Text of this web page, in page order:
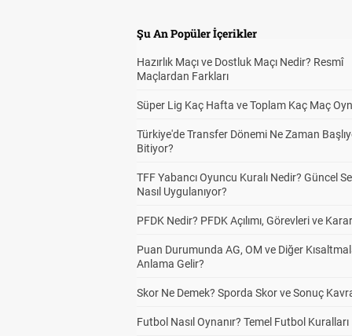
Şu An Popüler İçerikler
Hazırlık Maçı ve Dostluk Maçı Nedir? Resmî
Maçlardan Farkları
Süper Lig Kaç Hafta ve Toplam Kaç Maç
Türkiye'de Transfer Dönemi Ne Zaman
Bitiyor?
TFF Yabancı Oyuncu Kuralı Nedir? Güncel
Nasıl Uygulanıyor?
PFDK Nedir? PFDK Açılımı, Görevleri ve
Puan Durumunda AG, OM ve Diğer
Anlama Gelir?
Skor Ne Demek? Sporda Skor ve Sonuç
Futbol Nasıl Oynanır? Temel Futbol Kuralları